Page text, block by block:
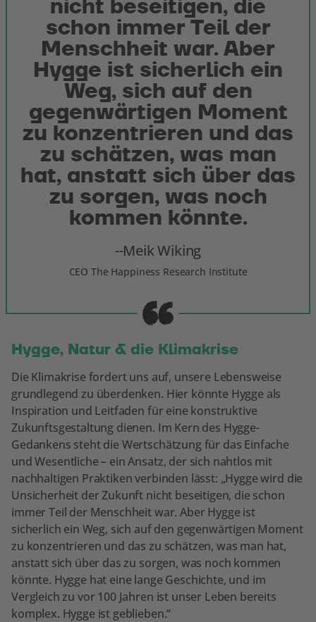
nicht beseitigen, die
schon immer Teil der
Menschheit war. Aber
Hygge ist sicherlich ein
Weg, sich auf den
gegenwärtigen Moment
zu konzentrieren und das
zu schätzen, was man
hat, anstatt sich über das
zu sorgen, was noch
kommen könnte.
Meik Wiking
CEO The Happiness Research Institute
Hygge, Natur & die Klimakrise
Die Klimakrise fordert uns auf, unsere Lebensweise
grundlegend zu überdenken. Hier könnte Hygge als
Inspiration und Leitfaden für eine konstruktive
Zukunftsgestaltung dienen. Im Kern des Hygge-
Gedankens steht die Wertschätzung für das Einfache
und Wesentliche – ein Ansatz, der sich nahtlos mit
nachhaltigen Praktiken verbinden lässt: „Hygge wird die
Unsicherheit der Zukunft nicht beseitigen, die schon
immer Teil der Menschheit war. Aber Hygge ist
sicherlich ein Weg, sich auf den gegenwärtigen Moment
zu konzentrieren und das zu schätzen, was man hat,
anstatt sich über das zu sorgen, was noch kommen
könnte. Hygge hat eine lange Geschichte, und im
Vergleich zu vor 100 Jahren ist unser Leben bereits
komplex. Hygge ist geblieben.“